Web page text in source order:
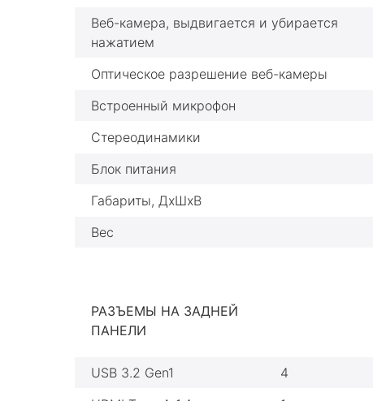
Веб-камера, выдвигается и убирается
нажатием
Оптическое разрешение веб-камеры
Встроенный микрофон
Стереодинамики
Блок питания
Габариты, ДхШхВ
Вес
РАЗЪЕМЫ НА ЗАДНЕЙ
ПАНЕЛИ
USB 3.2 Gen1 4